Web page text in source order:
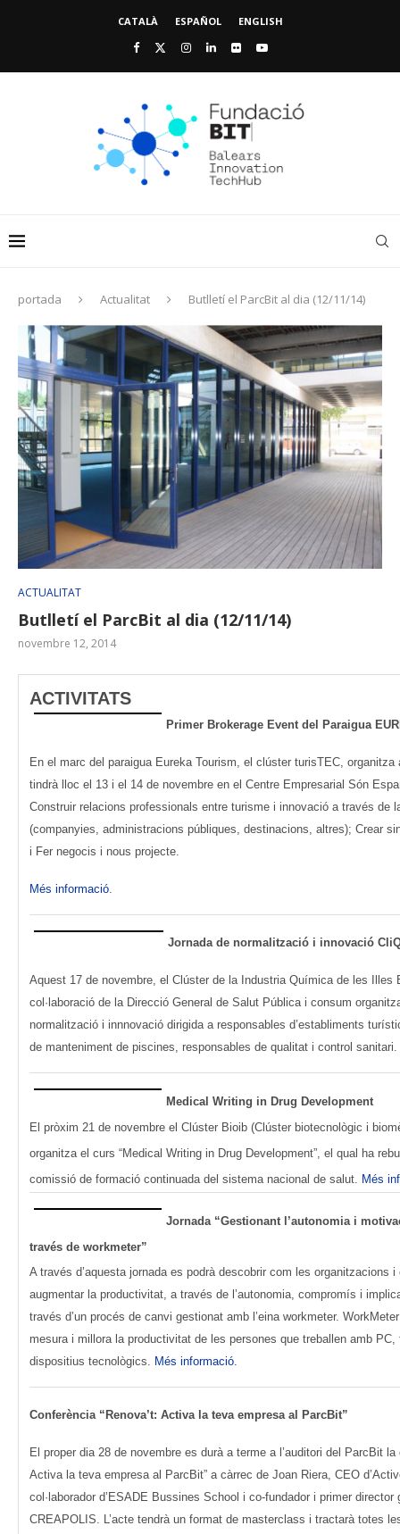
CATALÀ ESPAÑOL ENGLISH
portada Actualitat Butlletí el ParcBit al dia (12/11/14)
ACTUALITAT
Butlletí el ParcBit al dia (12/11/14)
novembre 12, 2014
ACTIVITATS
Primer Brokerage Event del Paraigua
En el marc del paraigua Eureka Tourism, el clúster turisTEC,
tindrà lloc el 13 i el 14 de novembre en el Centre Empresarial Són
Construir relacions professionals entre turisme i innovació a través de
(companyies, administracions públiques, destinacions, altres); Crear
i Fer negocis i nous projecte.
Més informació.
Jornada de normalització i innovació
Aquest 17 de novembre, el Clúster de la Industria Química de les Illes
col·laboració de la Direcció General de Salut Pública i consum
normalització i innnovació dirigida a responsables d’establiments
de manteniment de piscines, responsables de qualitat i control sanitari.
Medical Writing in Drug Development
El pròxim 21 de novembre el Clúster Bioib (Clúster biotecnològic i
organitza el curs “Medical Writing in Drug Development”, el qual ha
comissió de formació continuada del sistema nacional de salut. Més
Jornada “Gestionant l’autonomia i
través de workmeter”
A través d’aquesta jornada es podrà descobrir com les organitzacions
augmentar la productivitat, a través de l’autonomia, compromís i
través d’un procés de canvi gestionat amb l’eina workmeter.
mesura i millora la productivitat de les persones que treballen amb
dispositius tecnològics. Més informació.
Conferència “Renova’t: Activa la teva empresa al ParcBit”
El proper dia 28 de novembre es durà a terme a l’auditori del ParcBit la
Activa la teva empresa al ParcBit” a càrrec de Joan Riera, CEO
col·laborador d’ESADE Bussines School i co-fundador i primer director
CREAPOLIS. L’acte tendrà un format de masterclass i tractarà totes